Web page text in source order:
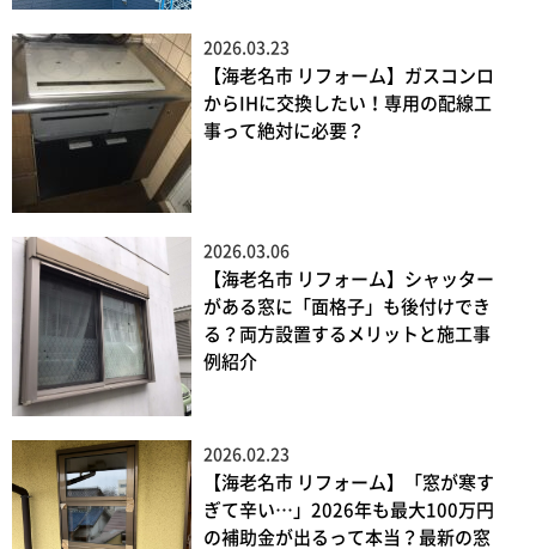
2026.03.23
【海老名市 リフォーム】ガスコンロ
からIHに交換したい！専用の配線工
事って絶対に必要？
2026.03.06
【海老名市 リフォーム】シャッター
がある窓に「面格子」も後付けでき
る？両方設置するメリットと施工事
例紹介
2026.02.23
【海老名市 リフォーム】「窓が寒す
ぎて辛い…」2026年も最大100万円
の補助金が出るって本当？最新の窓